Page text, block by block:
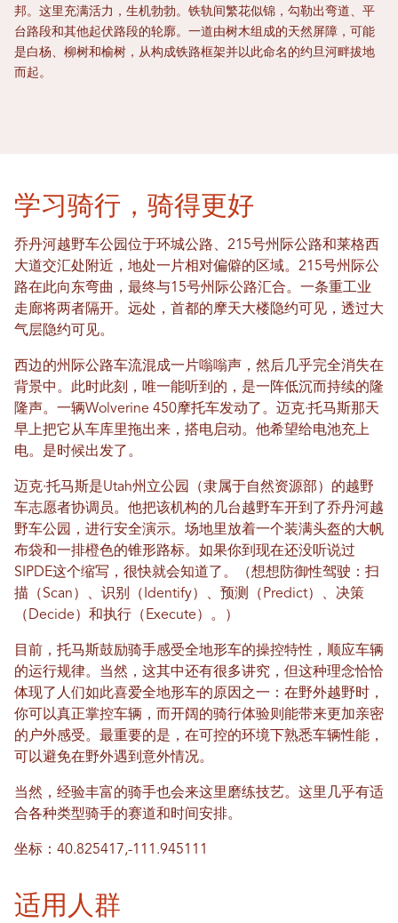
邦。这里充满活力，生机勃勃。铁轨间繁花似锦，勾勒出弯道、平
台路段和其他起伏路段的轮廓。一道由树木组成的天然屏障，可能
是白杨、柳树和榆树，从构成铁路框架并以此命名的约旦河畔拔地
而起。
学习骑行，骑得更好
乔丹河越野车公园位于环城公路、215号州际公路和莱格西
大道交汇处附近，地处一片相对偏僻的区域。215号州际公
路在此向东弯曲，最终与15号州际公路汇合。一条重工业
走廊将两者隔开。远处，首都的摩天大楼隐约可见，透过大
气层隐约可见。
西边的州际公路车流混成一片嗡嗡声，然后几乎完全消失在
背景中。此时此刻，唯一能听到的，是一阵低沉而持续的隆
隆声。一辆Wolverine 450摩托车发动了。迈克·托马斯那天
早上把它从车库里拖出来，搭电启动。他希望给电池充上
电。是时候出发了。
迈克·托马斯是Utah州立公园（隶属于自然资源部）的越野
车志愿者协调员。他把该机构的几台越野车开到了乔丹河越
野车公园，进行安全演示。场地里放着一个装满头盔的大帆
布袋和一排橙色的锥形路标。如果你到现在还没听说过
SIPDE这个缩写，很快就会知道了。（想想防御性驾驶：扫
描（Scan）、识别（Identify）、预测（Predict）、决策
（Decide）和执行（Execute）。）
目前，托马斯鼓励骑手感受全地形车的操控特性，顺应车辆
的运行规律。当然，这其中还有很多讲究，但这种理念恰恰
体现了人们如此喜爱全地形车的原因之一：在野外越野时，
你可以真正掌控车辆，而开阔的骑行体验则能带来更加亲密
的户外感受。最重要的是，在可控的环境下熟悉车辆性能，
可以避免在野外遇到意外情况。
当然，经验丰富的骑手也会来这里磨练技艺。这里几乎有适
合各种类型骑手的赛道和时间安排。
坐标：40.825417,-111.945111
适用人群